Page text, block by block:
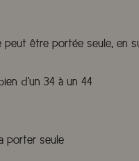
être portée seule,
d'un 34 à un 44
porter seule